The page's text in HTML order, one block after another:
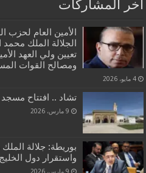
آخر المشاركات
الأمين العام لحزب
الجلالة الملك
تعيين ولي العهد
ومصالح القوات
4 مايو، 2026
تشاد .. افتتاح
9 مارس، 2026
بوريطة: جلالة
واستقرار دول
9 مارس، 2026